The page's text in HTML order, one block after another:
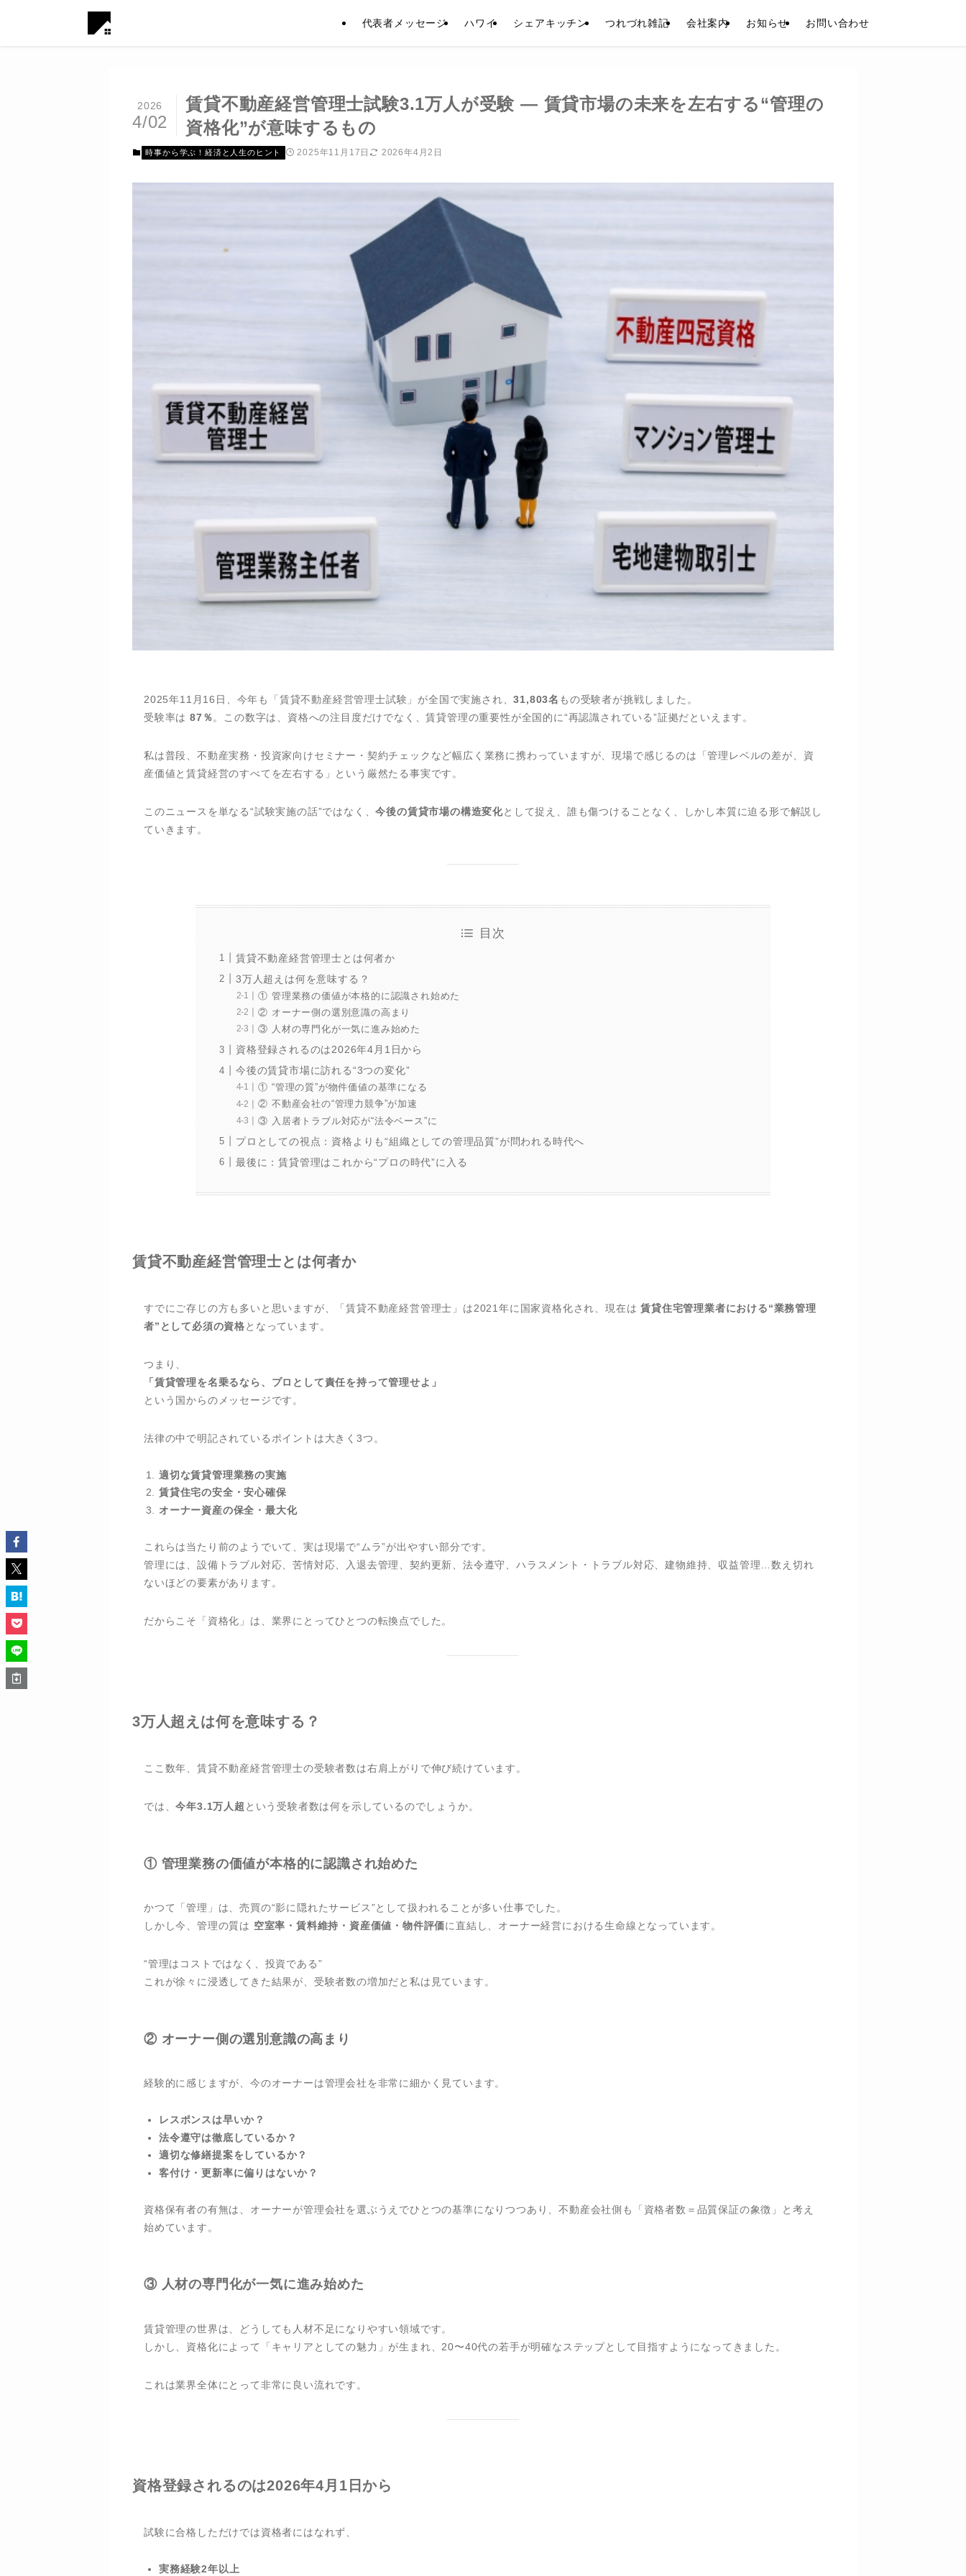
代表者メッセージ ハワイ シェアキッチン つれづれ雑記 会社案内 お知らせ お問い合わせ
賃貸不動産経営管理士試験3.1万人が受験 ― 賃貸市場の未来を左右する“管理の
資格化”が意味するもの
2026
4/02
時事から学ぶ！経済と人生のヒント 2025年11月17日 2026年4月2日
2025年11月16日、今年も「賃貸不動産経営管理士試験」が全国で実施され、31,803名 もの受験者が挑戦しました。
受験率は 87％。この数字は、資格への注目度だけでなく、賃貸管理の重要性が全国的に“再認識されている”証拠だといえます。
私は普段、不動産実務・投資家向けセミナー・契約チェックなど幅広く業務に携わっていますが、現場で感じるのは「管理レベルの差が、資
産価値と賃貸経営のすべてを左右する」という厳然たる事実です。
このニュースを単なる“試験実施の話”ではなく、今後の賃貸市場の構造変化として捉え、誰も傷つけることなく、しかし本質に迫る形で解説し
ていきます。
目次
賃貸不動産経営管理士とは何者か
3万人超えは何を意味する？
① 管理業務の価値が本格的に認識され始めた
② オーナー側の選別意識の高まり
③ 人材の専門化が一気に進み始めた
資格登録されるのは2026年4月1日から
今後の賃貸市場に訪れる“3つの変化”
① “管理の質”が物件価値の基準になる
② 不動産会社の“管理力競争”が加速
③ 入居者トラブル対応が“法令ベース”に
プロとしての視点：資格よりも“組織としての管理品質”が問われる時代へ
最後に：賃貸管理はこれから“プロの時代”に入る
賃貸不動産経営管理士とは何者か
すでにご存じの方も多いと思いますが、「賃貸不動産経営管理士」は2021年に国家資格化され、現在は賃貸住宅管理業者における“業務管理
者”として必須の資格となっています。
つまり、
「賃貸管理を名乗るなら、プロとして責任を持って管理せよ」
という国からのメッセージです。
法律の中で明記されているポイントは大きく3つ。
適切な賃貸管理業務の実施
賃貸住宅の安全・安心確保
オーナー資産の保全・最大化
これらは当たり前のようでいて、実は現場で“ムラ”が出やすい部分です。
管理には、設備トラブル対応、苦情対応、入退去管理、契約更新、法令遵守、ハラスメント・トラブル対応、建物維持、収益管理…数え切れ
ないほどの要素があります。
だからこそ「資格化」は、業界にとってひとつの転換点でした。
3万人超えは何を意味する？
ここ数年、賃貸不動産経営管理士の受験者数は右肩上がりで伸び続けています。
では、今年3.1万人超 という受験者数は何を示しているのでしょうか。
① 管理業務の価値が本格的に認識され始めた
かつて「管理」は、売買の“影に隠れたサービス”として扱われることが多い仕事でした。
しかし今、管理の質は 空室率・賃料維持・資産価値・物件評価に直結し、オーナー経営における生命線となっています。
“管理はコストではなく、投資である”
これが徐々に浸透してきた結果が、受験者数の増加だと私は見ています。
② オーナー側の選別意識の高まり
経験的に感じますが、今のオーナーは管理会社を非常に細かく見ています。
レスポンスは早いか？
法令遵守は徹底しているか？
適切な修繕提案をしているか？
客付け・更新率に偏りはないか？
資格保有者の有無は、オーナーが管理会社を選ぶうえでひとつの基準になりつつあり、不動産会社側も「資格者数＝品質保証の象徴」と考え
始めています。
③ 人材の専門化が一気に進み始めた
賃貸管理の世界は、どうしても人材不足になりやすい領域です。
しかし、資格化によって「キャリアとしての魅力」が生まれ、20〜40代の若手が明確なステップとして目指すようになってきました。
これは業界全体にとって非常に良い流れです。
資格登録されるのは2026年4月1日から
試験に合格しただけでは資格者にはなれず、
実務経験2年以上